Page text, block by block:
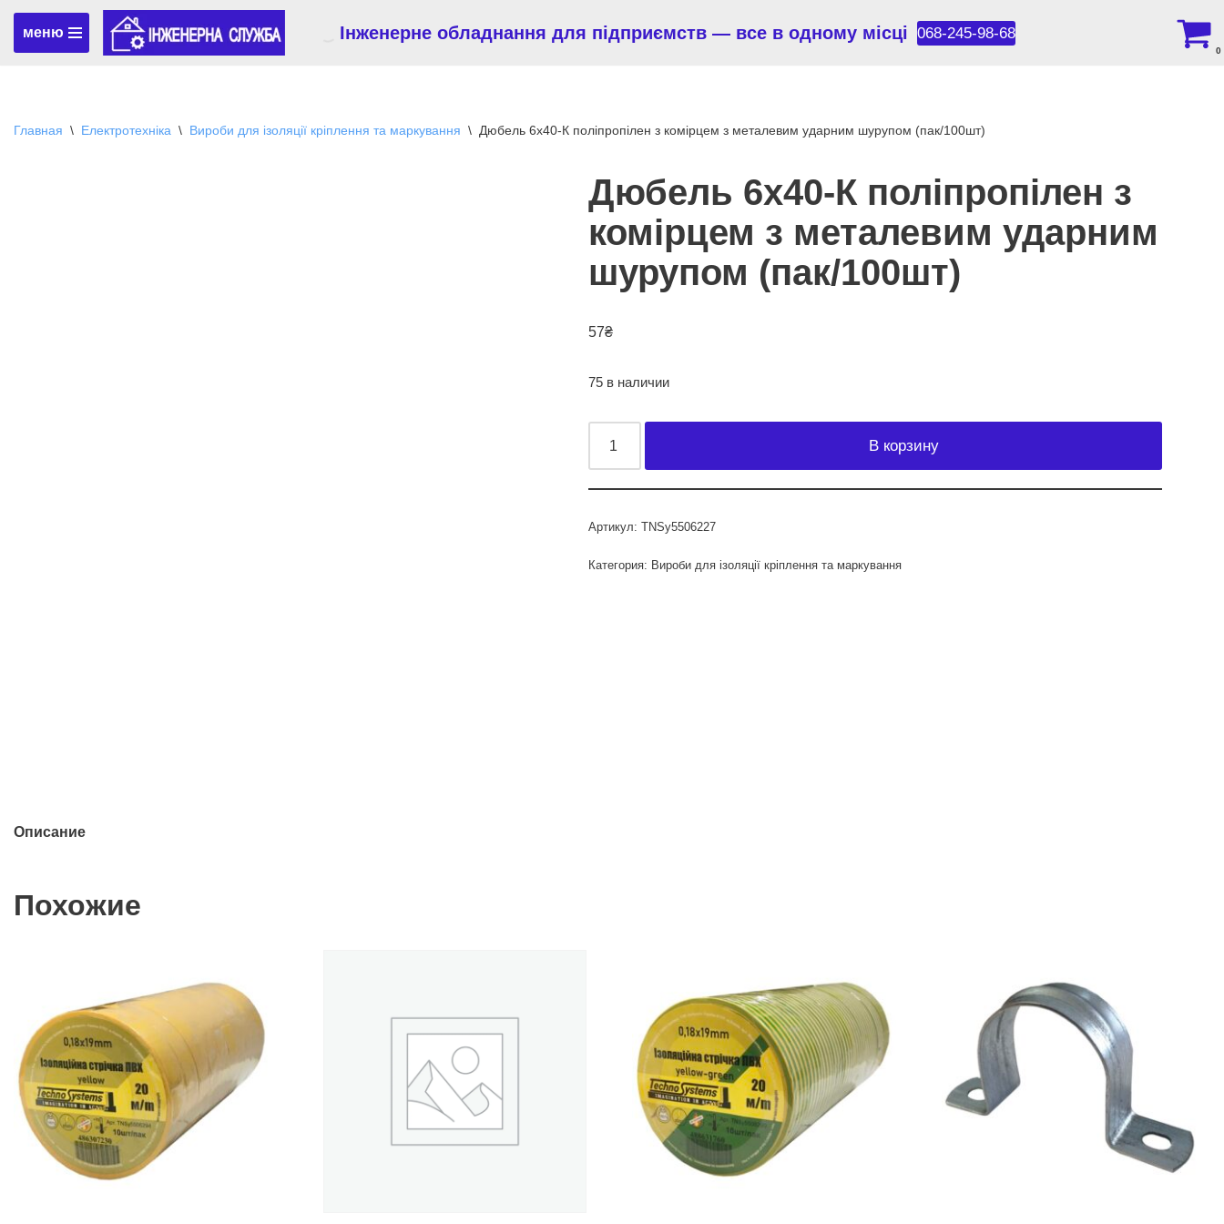
Перейти
меню Інженерне обладнання для підприємств — все в одному місці 068-245-98-68
0
Главная \ Електротехніка \ Вироби для ізоляції кріплення та маркування \ Дюбель 6х40-К поліпропілен з комірцем з металевим ударним шурупом (пак/100шт)
Дюбель 6х40-К поліпропілен з
комірцем з металевим ударним
шурупом (пак/100шт)
57₴
75 в наличии
В корзину
Артикул: TNSy5506227
Категория: Вироби для ізоляції кріплення та маркування
Описание
Похожие